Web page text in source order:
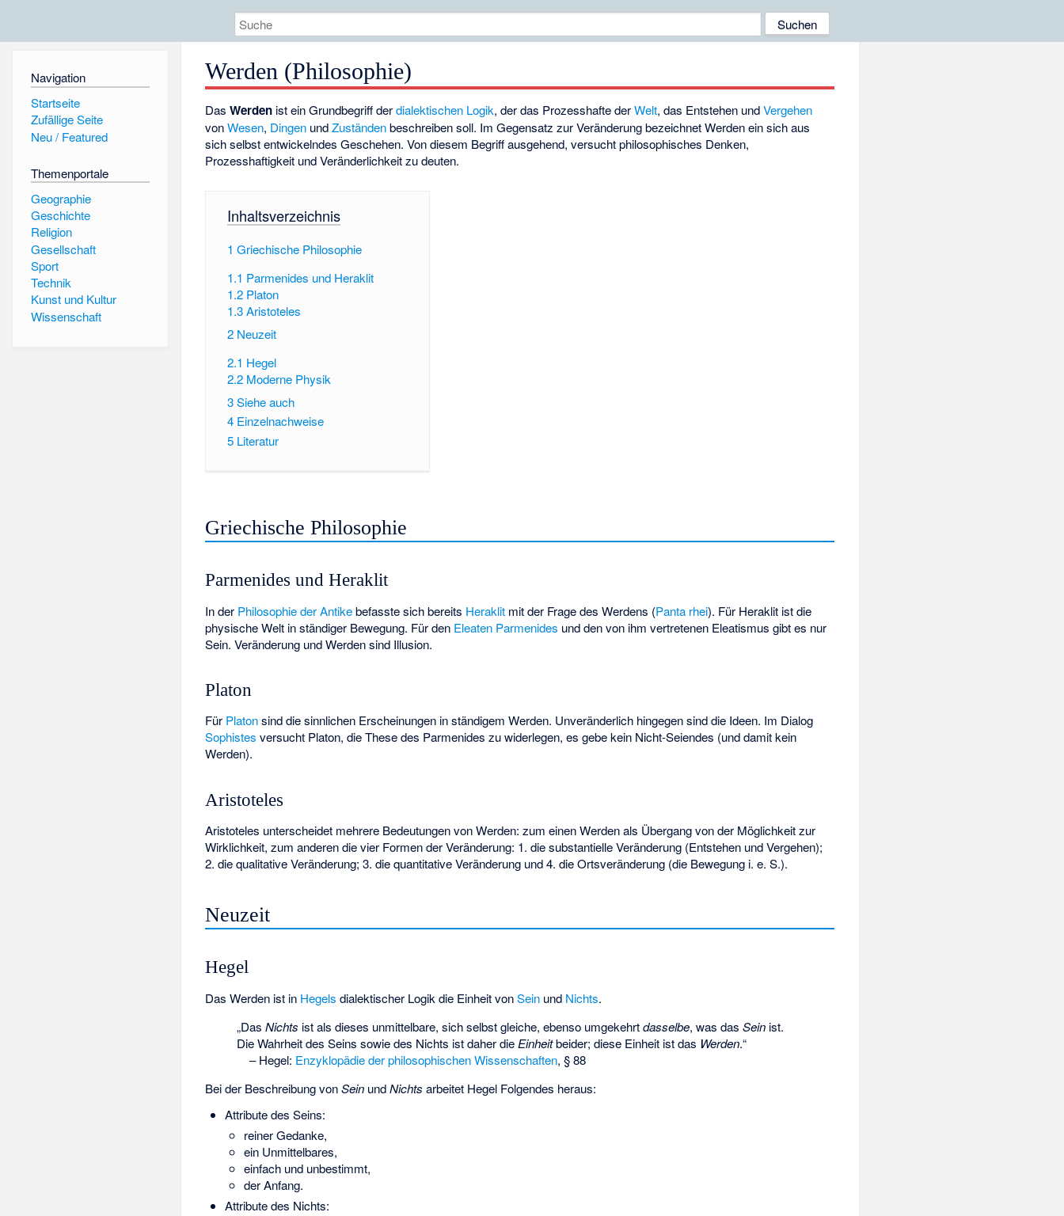
Navigation
Startseite
Zufällige Seite
Neu / Featured
Themenportale
Geographie
Geschichte
Religion
Gesellschaft
Sport
Technik
Kunst und Kultur
Wissenschaft
Werden (Philosophie)
DasWerden ist ein Grundbegriff derdialektischen Logik, der das Prozesshafte derWelt, das Entstehen undVergehen
vonWesen, Dingen undZuständenbeschreiben soll. Im Gegensatz zur Veränderung bezeichnet Werden ein sich aus
sich selbst entwickelndes Geschehen. Von diesem Begriff ausgehend, versucht philosophisches Denken,
Prozesshaftigkeit undVeränderlichkeitzu deuten.
Inhaltsverzeichnis
1 Griechische Philosophie
1.1 Parmenides und Heraklit
1.2 Platon
1.3Aristoteles
2 Neuzeit
2.1 Hegel
2.2 Moderne Physik
3Siehe auch
4 Einzelnachweise
5 Literatur
Griechische Philosophie
Parmenides und Heraklit
In der Philosophie der Antikebefasste sich bereits Heraklit mit der Frage des Werdens (Panta rhei). Für Heraklit ist die
physische Welt in ständiger Bewegung. Für den Eleaten Parmenides und den von ihm vertretenen Eleatismus gibt es nur
Sein. Veränderung und Werden sind Illusion.
Platon
Für Platonsind die sinnlichen Erscheinungen in ständigem Werden. Unveränderlich hingegen sind die Ideen. Im Dialog
Sophistes versucht Platon, die These des Parmenides zu widerlegen, es gebe kein Nicht-Seiendes (und damit kein
Werden).
Aristoteles
Aristoteles unterscheidet mehrere Bedeutungen von Werden: zum einen Werden als Übergang von der Möglichkeit zur
Wirklichkeit, zum anderen die vier Formen der Veränderung: 1. die substantielle Veränderung (Entstehen und Vergehen);
2. die qualitative Veränderung; 3. die quantitative Veränderung und 4. die Ortsveränderung (die Bewegung i. e. S.).
Neuzeit
Hegel
Das Werden ist in Hegels dialektischer Logik die Einheit vonSein und Nichts.
„DasNichts ist als dieses unmittelbare, sich selbst gleiche, ebenso umgekehrtdasselbe, was dasSein ist.
Die Wahrheit des Seins sowie des Nichts ist daher die Einheitbeider; diese Einheit ist das Werden.“
–Hegel: Enzyklopädie der philosophischen Wissenschaften, § 88
Bei der Beschreibung vonSein undNichts arbeitet Hegel Folgendes heraus:
Attribute des Seins:
reiner Gedanke,
ein Unmittelbares,
einfach und unbestimmt,
der Anfang.
Attribute des Nichts: